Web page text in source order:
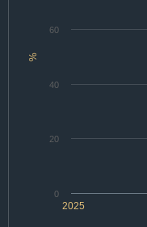
%
2025
0
20
40
60